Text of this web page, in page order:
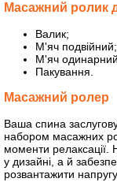
Масажний ролик
Валик;
М'яч подвійний;
М'яч
Пакування.
Масажний ролер
Ваша спина
набором масажних
моменти релаксації.
у дизайні, а й
розвантажити